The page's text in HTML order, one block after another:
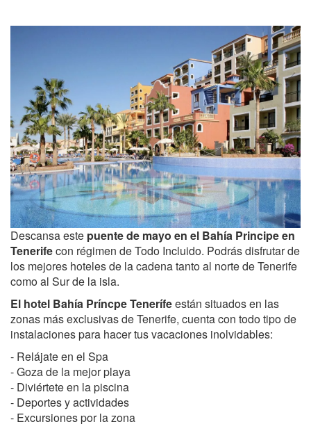
Descansa este puente de mayo en el Bahía Principe en
Tenerifecon régimen de Todo Incluido. Podrás disfrutar de
los mejores hoteles de la cadena tanto al norte de Tenerife
como al Sur de la isla.
El hotel Bahía Príncpe Tenerífeestán situados en las
zonas más exclusivas de Tenerife, cuenta con todo tipo de
instalaciones para hacer tus vacaciones inolvidables:
- Relájate en el Spa
- Goza de la mejor playa
- Diviértete en la piscina
- Deportes y actividades
- Excursiones por la zona